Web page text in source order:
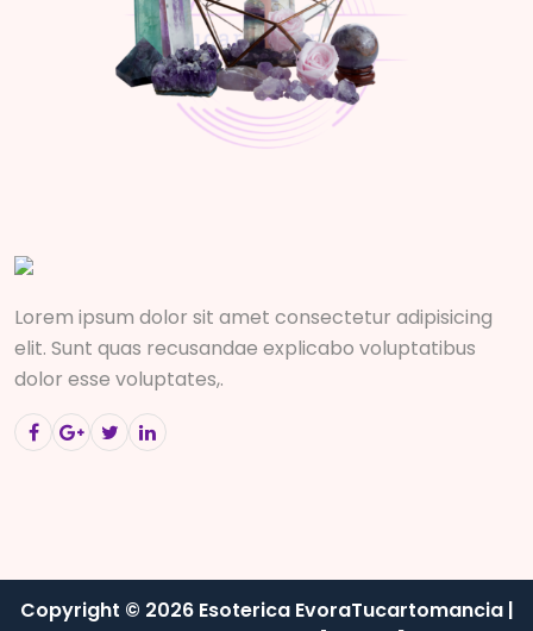
Lorem ipsum dolor sit amet consectetur adipisicing
elit. Sunt quas recusandae explicabo voluptatibus
dolor esse voluptates,.
Copyright © 2026 Esoterica EvoraTucartomancia |